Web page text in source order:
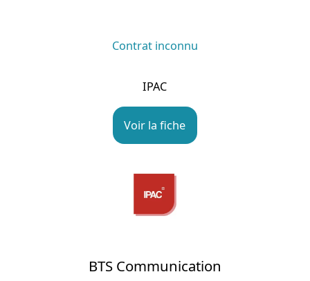
Contrat inconnu
IPAC
Voir la fiche
BTS Communication